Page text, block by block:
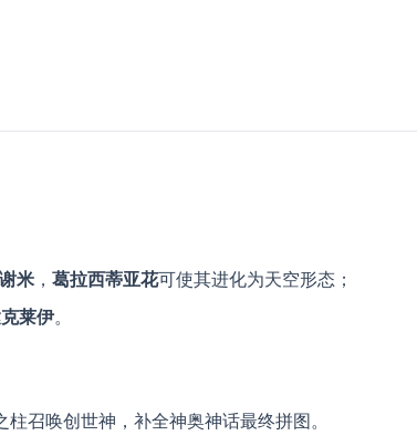
​谢米​ ​，​ ​葛拉西蒂亚花​​可使其进化为天空形态；
莱伊​​。
柱召唤创世神，补全神奥神话最终拼图。